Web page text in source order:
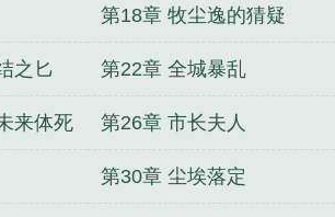
第18章 牧尘逸的猜疑
之匕 第22章 全城暴乱
来体死 第26章 市长夫人
第30章 尘埃落定